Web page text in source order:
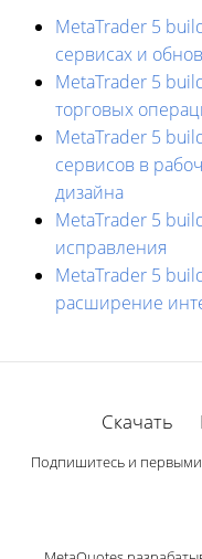
MetaTrader 5
сервисах и
MetaTrader 5
торговых
MetaTrader 5
сервисов в
дизайна
MetaTrader 5
исправления
MetaTrader 5
расширение
Скачать
Подпишитесь и первыми